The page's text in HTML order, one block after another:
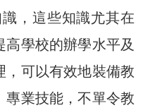
，這些知識尤其在
學校的辦學水平及
，可以有效地裝備教
專業技能，不單令教